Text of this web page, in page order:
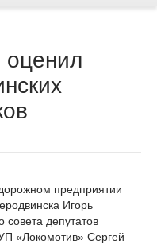
оценил
предприятии
Игорь
совета депутатов
«Локомотив» Сергей